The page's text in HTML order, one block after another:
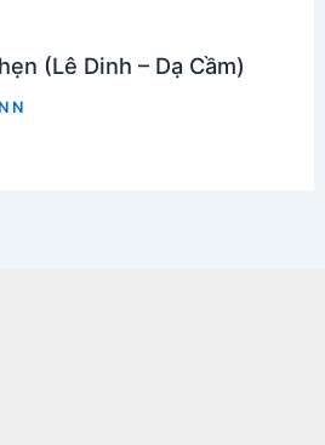
(Lê Dinh – Dạ Cầm)
N